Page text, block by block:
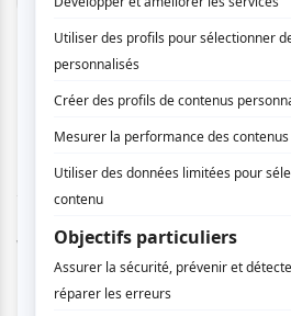
deux pianos.
pianistes. Très beau
eu droit à une
Vous devez être
donner un avis.